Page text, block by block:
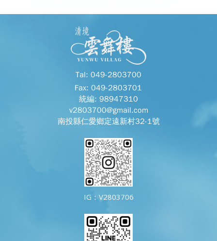
Tal: 049-2803700
Fax: 049-2803701
統編: 98947310
v2803700@gmail.com
南投縣仁愛鄉定遠新村32-1號
IG：V2803706